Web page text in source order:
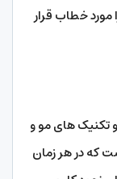
مورد خطاب قرار
و تکنیک های مو و
که در هر زمان